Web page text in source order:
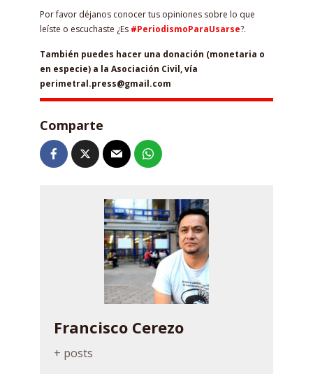
Por favor déjanos conocer tus opiniones sobre lo que
leíste o escuchaste ¿Es #PeriodismoParaUsarse?.
También puedes hacer una donación (monetaria o
en especie) a la Asociación Civil, vía
perimetral.press@gmail.com
Comparte
Francisco Cerezo
+ posts